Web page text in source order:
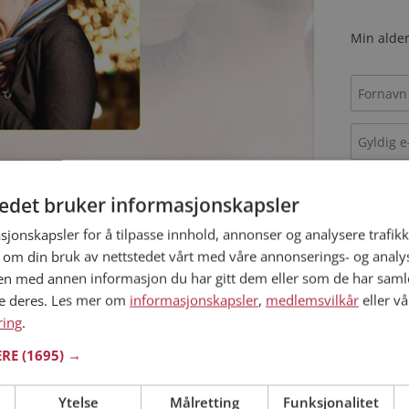
internett
å velge mellom når man begynner med
og enkelte har personlighetstest og match-
man velger mellom datingnettsteder er hvor
og fremfor alt hvor aktive medlemmene er.
som ikke er aktive, og som derfor
med aktiviteten på nettstedet. Møteplassen
totale medlemstallet og på nettstedet.
Min
Jeg
Jeg
bruker informasjonskapsler
for å tilpasse innhold, annonser og analysere
din bruk av nettstedet vårt med våre annonserings- og
med annen informasjon du har gitt dem eller som de har
deres. Les mer om informasjonskapsler, medlemsvilkår eller
.
(1695) →
Ytelse Målretting Funksjonalitet